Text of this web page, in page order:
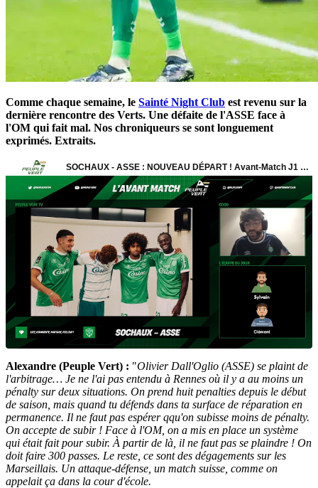
Comme chaque semaine, le Sainté Night Club est revenu sur la
dernière rencontre des Verts. Une défaite de l'ASSE face à
l'OM qui fait mal. Nos chroniqueurs se sont longuement
exprimés. Extraits.
Alexandre (Peuple Vert) : "Olivier Dall'Oglio (ASSE) se plaint de
l'arbitrage… Je ne l'ai pas entendu à Rennes où il y a au moins un
pénalty sur deux situations. On prend huit penalties depuis le début
de saison, mais quand tu défends dans ta surface de réparation en
permanence. Il ne faut pas espérer qqu'on subisse moins de pénalty.
On accepte de subir ! Face à l'OM, on a mis en place un système
qui était fait pour subir. À partir de là, il ne faut pas se plaindre ! On
doit faire 300 passes. Le reste, ce sont des dégagements sur les
Marseillais. Un attaque-défense, un match suisse, comme on
appelait ça dans la cour d'école.